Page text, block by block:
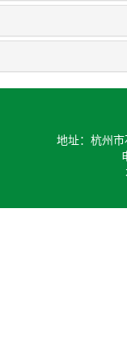
地址：杭州